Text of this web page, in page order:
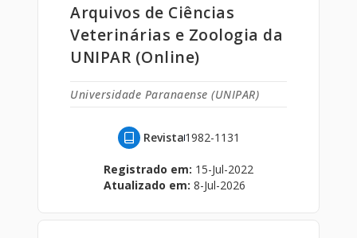
Arquivos de Ciências
Veterinárias e Zoologia da
UNIPAR (Online)
Universidade Paranaense (UNIPAR)
Revista1982-1131
Registrado em: 15-Jul-2022
Atualizado em: 8-Jul-2026